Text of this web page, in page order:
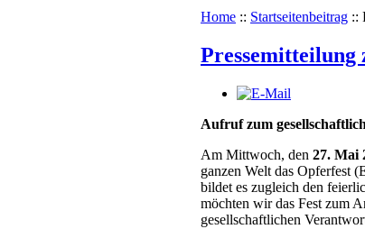
Home :: Startseitenbeitrag ::
Pressemitteilung
Aufruf zum
Am Mittwoch, den 27. Mai
ganzen Welt das Opferfest
bildet es zugleich den
möchten wir das Fest zum
gesellschaftlichen